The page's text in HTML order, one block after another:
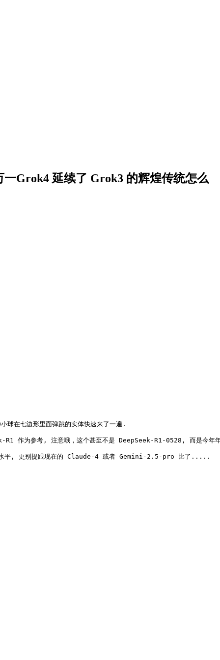
Grok4 延续了 Grok3 的辉煌传统怎么
在七边形里面弹跳的实体快速来了一遍.
R1 作为参考, 注意哦，这个甚至不是 DeepSeek-R1-0528, 而是今
水平, 更别提跟现在的 Claude-4 或者 Gemini-2.5-pro 比了.....